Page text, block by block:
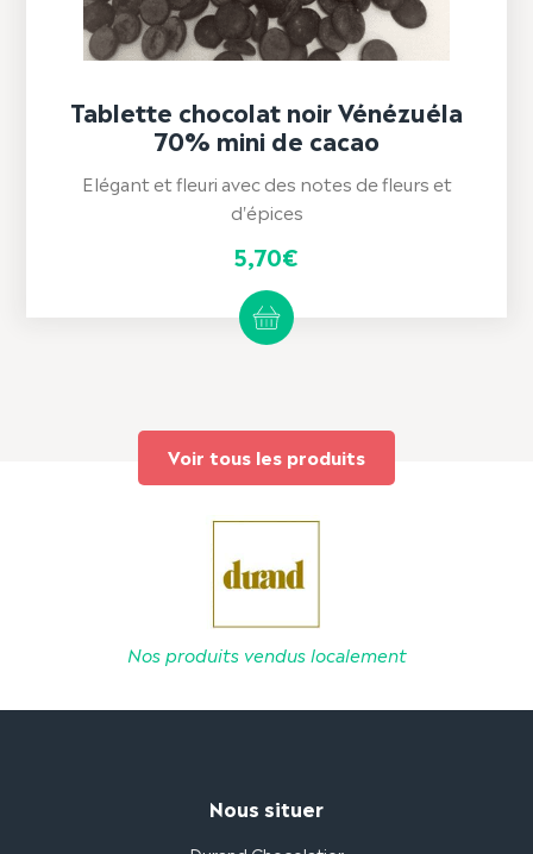
Tablette chocolat noir Vénézuéla
70% mini de cacao
Elégant et fleuri avec des notes de fleurs et
d'épices
5,70€
Voir tous les produits
Nos produits vendus localement
Nous situer